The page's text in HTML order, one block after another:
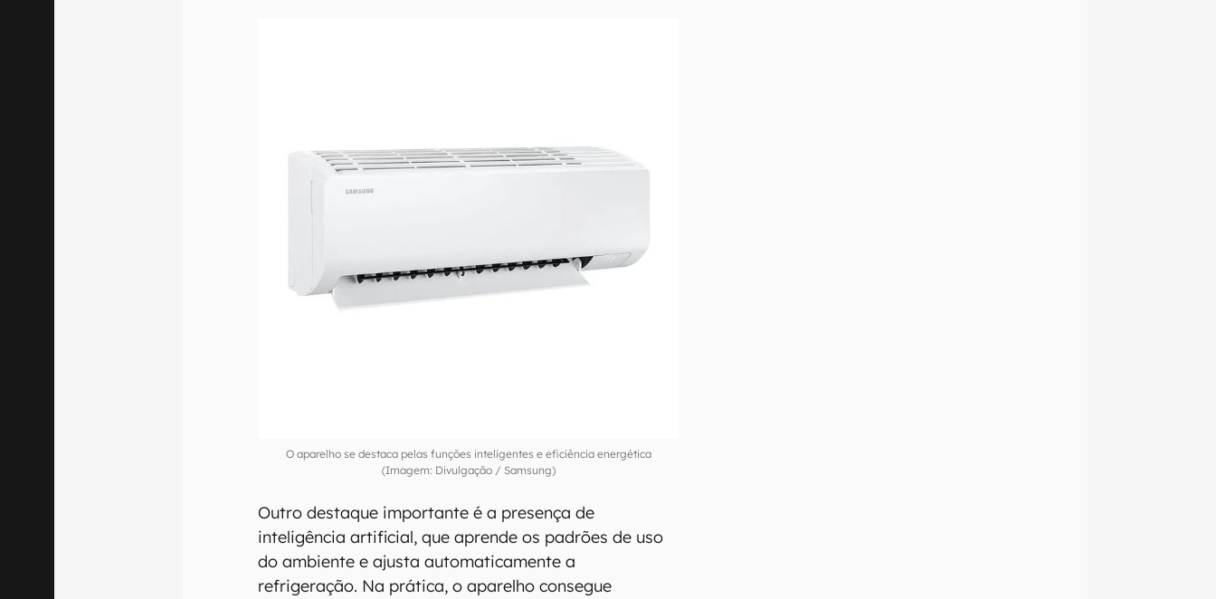
O aparelho se destaca pelas funções inteligentes e eficiência energética
(Imagem: Divulgação / Samsung)
Outro destaque importante é a presença de
inteligência artificial, que aprende os padrões de uso
do ambiente e ajusta automaticamente a
refrigeração. Na prática, o aparelho consegue